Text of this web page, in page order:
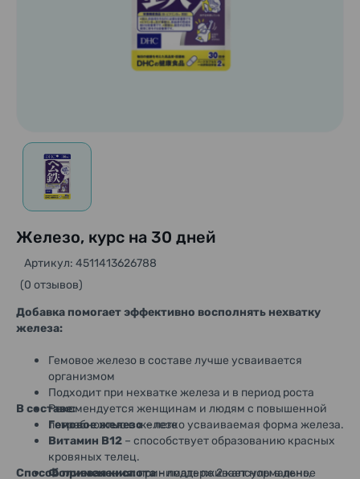
Железо, курс на 30 дней
(0 отзывов)
Артикул: 4511413626788
Добавка помогает эффективно восполнять нехватку
железа:
Гемовое железо в составе лучше усваивается
организмом
Подходит при нехватке железа и в период роста
Рекомендуется женщинам и людям с повышенной
потребностью в железе
В составе:
Гемовое железо– легко усваиваемая форма железа.
Витамин B12 – способствует образованию красных
кровяных телец.
Фолиевая кислота– поддерживает нормальное
Способ применения:принимать по 2 капсулы в день,